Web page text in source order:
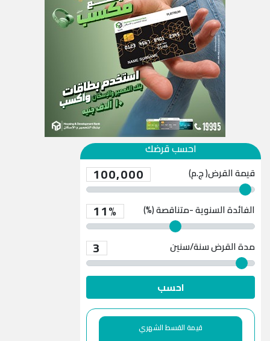
احسب قرضك
قيمة القرض( ج.م) 100,000
الفائدة السنوية -متناقصة (%) 11%
مدة القرض 3 سنة/سنين
احسب
قيمة القسط الشهري